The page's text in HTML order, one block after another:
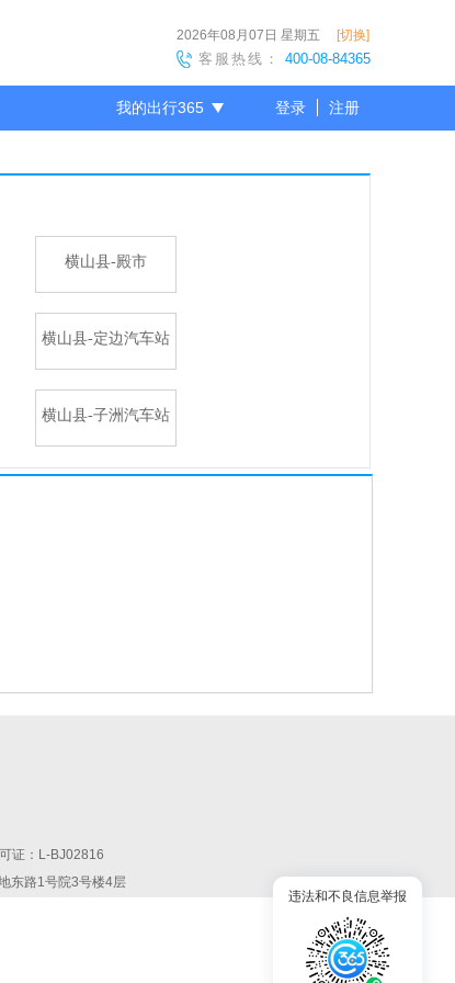
2026年08月07日 星期五 [切换]
客服热线： 400-08-84365
我的出行365 登录 注册
横山县-殿市
横山县-定边汽车站
横山县-子洲汽车站
证：L-BJ02816
东路1号院3号楼4层
违法和不良信息举报